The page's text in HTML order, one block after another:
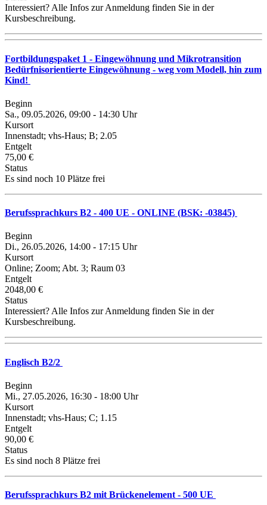
Interessiert? Alle Infos zur Anmeldung finden Sie in der
Kursbeschreibung.
Fortbildungspaket 1 - Eingewöhnung und Mikrotransition
Bedürfnisorientierte Eingewöhnung - weg vom Modell, hin zum
Kind!
Beginn
Sa., 09.05.2026, 09:00 - 14:30 Uhr
Kursort
Innenstadt; vhs-Haus; B; 2.05
Entgelt
75,00 €
Status
Es sind noch 10 Plätze frei
Berufssprachkurs B2 - 400 UE - ONLINE (BSK: -03845)
Beginn
Di., 26.05.2026, 14:00 - 17:15 Uhr
Kursort
Online; Zoom; Abt. 3; Raum 03
Entgelt
2048,00 €
Status
Interessiert? Alle Infos zur Anmeldung finden Sie in der
Kursbeschreibung.
Englisch B2/2
Beginn
Mi., 27.05.2026, 16:30 - 18:00 Uhr
Kursort
Innenstadt; vhs-Haus; C; 1.15
Entgelt
90,00 €
Status
Es sind noch 8 Plätze frei
Berufssprachkurs B2 mit Brückenelement - 500 UE